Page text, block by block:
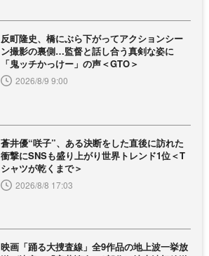
反町隆史、橋にぶら下がってアクションシー
ン撮影の裏側…監督と話し合う真剣な姿に
「鬼ッチかっけー」の声＜GTO＞
2026/8/9 9:00
蒼井優“咲子”、ある決断をした直後に訪れた
衝撃にSNSも盛り上がり世界トレンド1位＜T
シャツが乾くまで＞
2026/8/8 17:03
映画「踊る大捜査線」全9作品の地上波一挙放